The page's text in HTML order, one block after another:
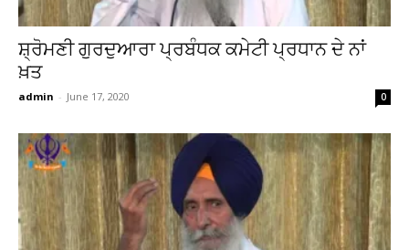
ਸ਼੍ਰੋਮਣੀ ਗੁਰਦੁਆਰਾ ਪ੍ਰਬੰਧਕ ਕਮੇਟੀ ਪ੍ਰਧਾਨ ਦੇ ਨਾਂ
ਖ਼ਤ
admin - June 17, 2020 0